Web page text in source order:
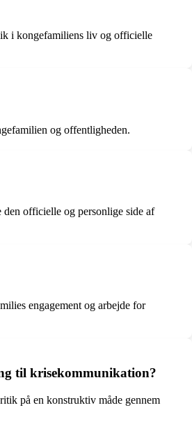
i kongefamiliens liv og officielle
og offentligheden.
officielle og personlige side af
engagement og arbejde for
til krisekommunikation?
på en konstruktiv måde gennem